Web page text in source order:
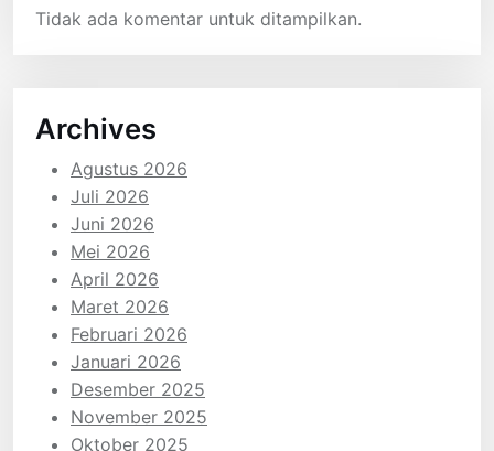
Tidak ada komentar untuk ditampilkan.
Archives
Agustus 2026
Juli 2026
Juni 2026
Mei 2026
April 2026
Maret 2026
Februari 2026
Januari 2026
Desember 2025
November 2025
Oktober 2025